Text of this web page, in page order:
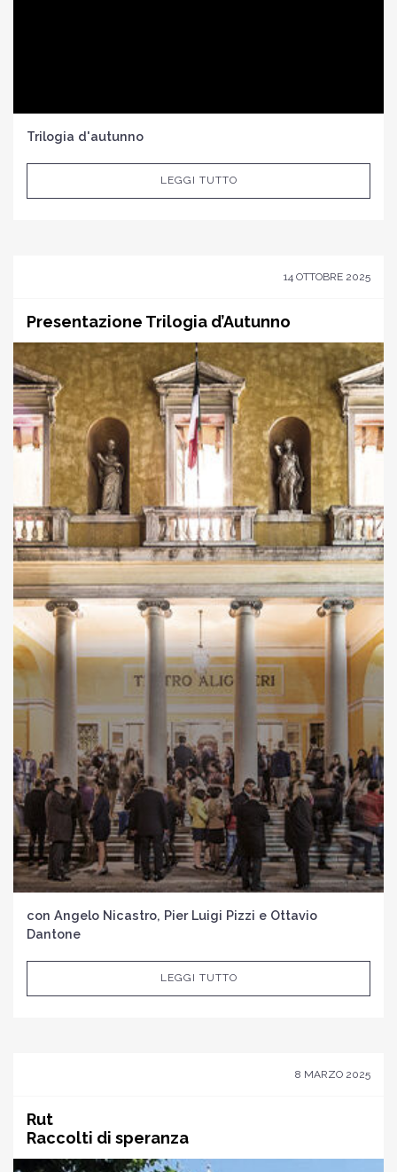
Trilogia d'autunno
LEGGI TUTTO
14 OTTOBRE 2025
Presentazione Trilogia d’Autunno
con Angelo Nicastro, Pier Luigi Pizzi e Ottavio
Dantone
LEGGI TUTTO
8 MARZO 2025
Rut
Raccolti di speranza